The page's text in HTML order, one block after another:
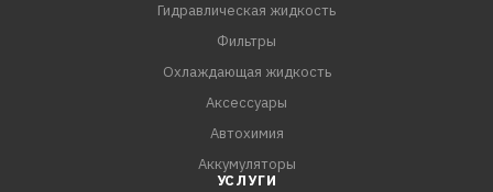
Гидравлическая жидкость
Фильтры
Охлаждающая жидкость
Аксессуары
Автохимия
Аккумуляторы
УСЛУГИ